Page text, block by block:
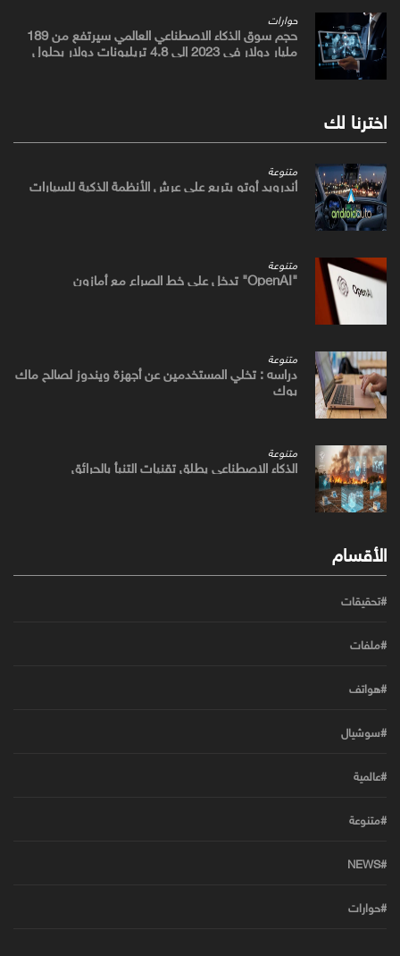
حوارات
حجم سوق الذكاء الاصطناعي العالمي سيرتفع من 189
مليار دولار في 2023 إلى 4.8 تريليونات دولار بحلول
اخترنا لك
متنوعة
أندرويد أوتو يتربع علي عرش الأنظمة الذكية للسيارات
متنوعة
"OpenAI" تدخل علي خط الصراع مع أمازون
متنوعة
دراسه : تخلي المستخدمين عن أجهزة ويندوز لصالح ماك
بوك
متنوعة
الذكاء الاصطناعي يطلق تقنيات التنبأ بالحرائق
الأقسام
#تحقيقات
#ملفات
#هواتف
#سوشيال
#عالمية
#متنوعة
#NEWS
#حوارات